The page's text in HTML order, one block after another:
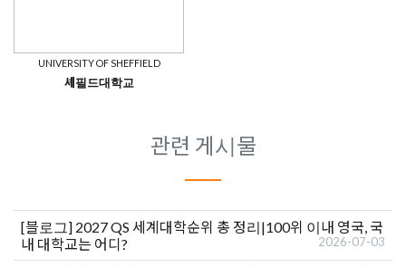
UNIVERSITY OF SHEFFIELD
셰필드대학교
관련 게시물
[블로그] 2027 QS 세계대학순위 총 정리|100위 이내 영국, 국
내 대학교는 어디?
2026-07-03